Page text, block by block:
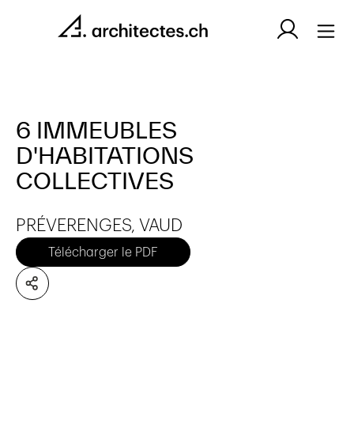
6 IMMEUBLES
D'HABITATIONS
COLLECTIVES
PRÉVERENGES, VAUD
Télécharger le PDF